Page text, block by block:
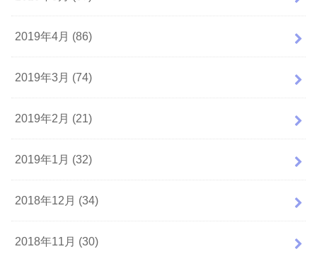
2019年4月 (86)
2019年3月 (74)
2019年2月 (21)
2019年1月 (32)
2018年12月 (34)
2018年11月 (30)